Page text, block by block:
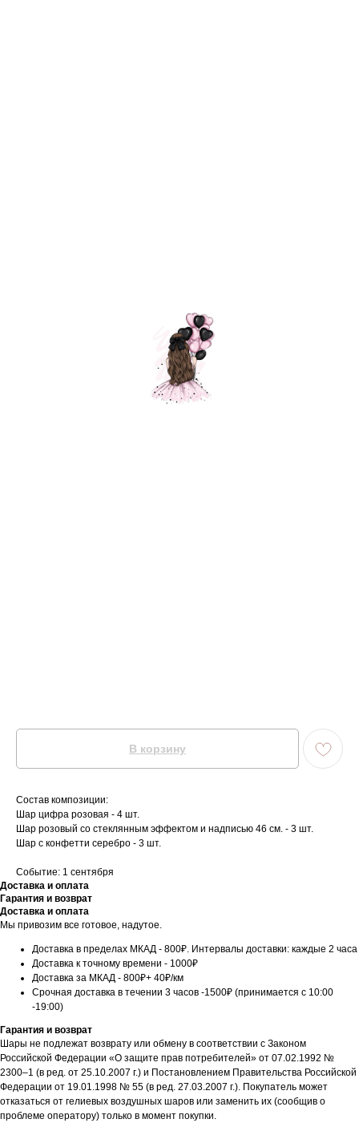
В корзину
Состав композиции:
Шар цифра розовая - 4 шт.
Шар розовый со стеклянным эффектом и надписью 46 cм. - 3 шт.
Шар с конфетти серебро - 3 шт.
Событие: 1 сентября
Доставка и оплата
Гарантия и возврат
Доставка и оплата
Мы привозим все готовое, надутое.
Доставка в пределах МКАД - 800₽. Интервалы доставки: каждые 2 часа
Доставка к точному времени - 1000₽
Доставка за МКАД - 800₽+ 40₽/км
Срочная доставка в течении 3 часов -1500₽ (принимается с 10:00
-19:00)
Гарантия и возврат
Шары не подлежат возврату или обмену в соответствии с Законом
Российской Федерации «О защите прав потребителей» от 07.02.1992 №
2300–1 (в ред. от 25.10.2007 г.) и Постановлением Правительства Российской
Федерации от 19.01.1998 № 55 (в ред. 27.03.2007 г.). Покупатель может
отказаться от гелиевых воздушных шаров или заменить их (сообщив о
проблеме оператору) только в момент покупки.